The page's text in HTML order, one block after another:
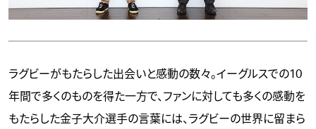
ラグビーがもたらした出会いと感動の数々。イーグルスでの10
年間で多くのものを得た一方で、ファンに対しても多くの感動を
もたらした金子大介選手の言葉には、ラグビーの世界に留まら